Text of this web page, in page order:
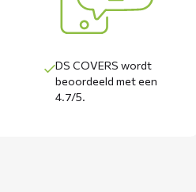
DS COVERS wordt
beoordeeld met een
4.7/5.